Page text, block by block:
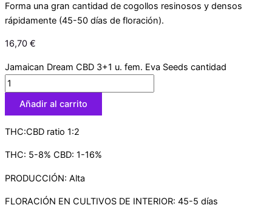
Forma una gran cantidad de cogollos resinosos y densos
rápidamente (45-50 días de floración).
16,70 €
Jamaican Dream CBD 3+1 u. fem. Eva Seeds cantidad
Añadir al carrito
THC:CBD ratio 1:2
THC: 5-8% CBD: 1-16%
PRODUCCIÓN: Alta
FLORACIÓN EN CULTIVOS DE INTERIOR: 45-5 días